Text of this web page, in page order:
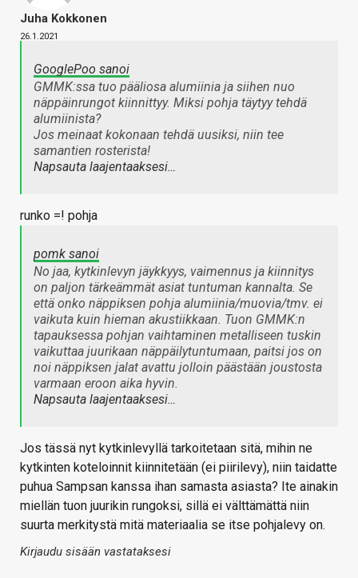
Juha Kokkonen
26.1.2021
GooglePoo sanoi
GMMK:ssa tuo pääliosa alumiinia ja siihen nuo
näppäinrungot kiinnittyy. Miksi pohja täytyy tehdä
alumiinista?
Jos meinaat kokonaan tehdä uusiksi, niin tee
samantien rosterista!
Napsauta laajentaaksesi…
runko =! pohja
pomk sanoi
No jaa, kytkinlevyn jäykkyys, vaimennus ja kiinnitys
on paljon tärkeämmät asiat tuntuman kannalta. Se
että onko näppiksen pohja alumiinia/muovia/tmv. ei
vaikuta kuin hieman akustiikkaan. Tuon GMMK:n
tapauksessa pohjan vaihtaminen metalliseen tuskin
vaikuttaa juurikaan näppäilytuntumaan, paitsi jos on
noi näppiksen jalat avattu jolloin päästään joustosta
varmaan eroon aika hyvin.
Napsauta laajentaaksesi…
Jos tässä nyt kytkinlevyllä tarkoitetaan sitä, mihin ne
kytkinten koteloinnit kiinnitetään (ei piirilevy), niin taidatte
puhua Sampsan kanssa ihan samasta asiasta? Ite ainakin
miellän tuon juurikin rungoksi, sillä ei välttämättä niin
suurta merkitystä mitä materiaalia se itse pohjalevy on.
Kirjaudu sisään vastataksesi